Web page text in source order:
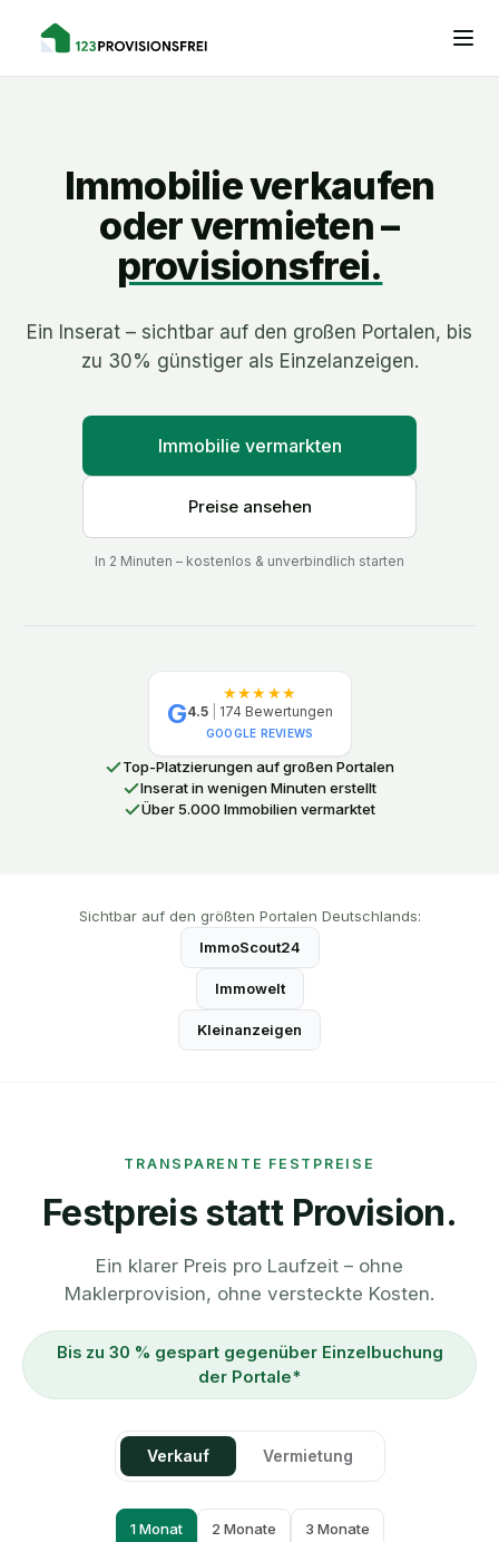
Immobilie verkaufen
oder vermieten –
provisionsfrei.
Ein Inserat – sichtbar auf den großen Portalen, bis
zu 30% günstiger als Einzelanzeigen.
Immobilie vermarkten
Preise ansehen
In 2 Minuten – kostenlos & unverbindlich starten
G
★★★★★
4.5 174 Bewertungen
GOOGLE REVIEWS
Top-Platzierungen auf großen Portalen
Inserat in wenigen Minuten erstellt
Über 5.000 Immobilien vermarktet
Sichtbar auf den größten Portalen Deutschlands:
ImmoScout24
Immowelt
Kleinanzeigen
TRANSPARENTE FESTPREISE
Festpreis statt Provision.
Ein klarer Preis pro Laufzeit – ohne
Maklerprovision, ohne versteckte Kosten.
Bis zu 30 % gespart gegenüber Einzelbuchung
der Portale*
Verkauf Vermietung
1 Monat 2 Monate 3 Monate